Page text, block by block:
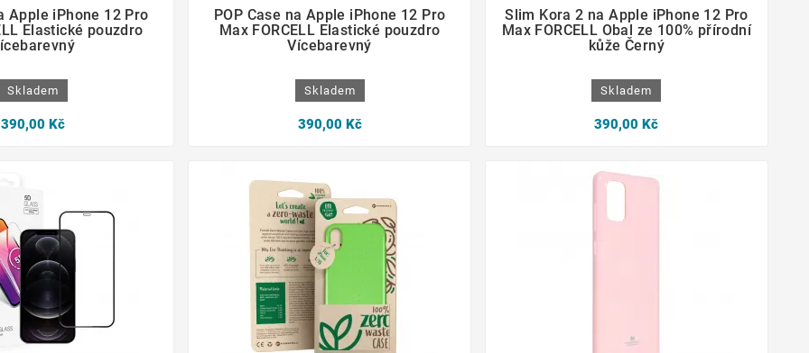
Apple iPhone 12 Pro
Elastické pouzdro
Skladem
390,00 Kč
POP Case na Apple iPhone 12 Pro
Max FORCELL Elastické pouzdro
Vícebarevný
Skladem
390,00 Kč
Slim Kora 2 na Apple iPhone 12 Pro
Max FORCELL Obal ze 100% přírodní
kůže Černý
Skladem
390,00 Kč